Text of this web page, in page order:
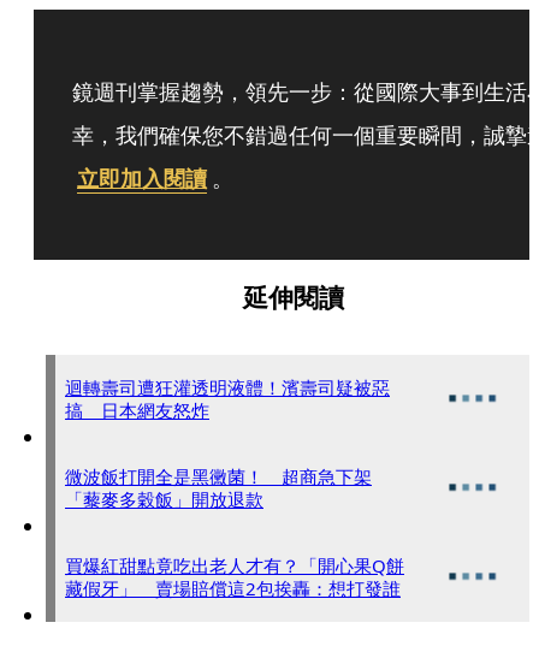
鏡週刊掌握趨勢，領先一步：從國際大事到生活
幸，我們確保您不錯過任何一個重要瞬間，誠摯
立即加入閱讀 。
延伸閱讀
迴轉壽司遭狂灌透明液體！濱壽司疑被惡
搞 日本網友怒炸
微波飯打開全是黑黴菌！ 超商急下架
「藜麥多穀飯」開放退款
買爆紅甜點竟吃出老人才有？「開心果Q餅
藏假牙」 賣場賠償這2包挨轟：想打發誰